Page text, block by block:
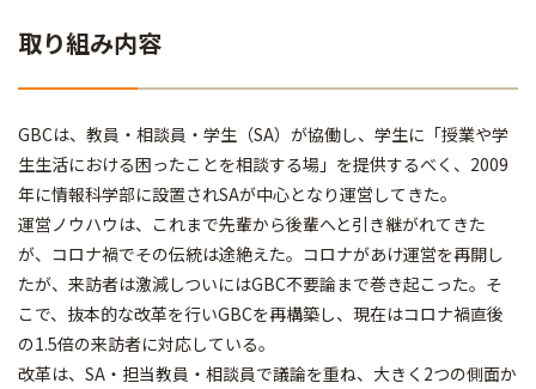
取り組み内容
GBCは、教員・相談員・学生（SA）が協働し、学生に「授業や学
生生活における困ったことを相談する場」を提供するべく、2009
年に情報科学部に設置されSAが中心となり運営してきた。
運営ノウハウは、これまで先輩から後輩へと引き継がれてきた
が、コロナ禍でその伝統は途絶えた。コロナがあけ運営を再開し
たが、来訪者は激減しついにはGBC不要論まで巻き起こった。そ
こで、抜本的な改革を行いGBCを再構築し、現在はコロナ禍直後
の1.5倍の来訪者に対応している。
改革は、SA・担当教員・相談員で議論を重ね、大きく2つの側面か